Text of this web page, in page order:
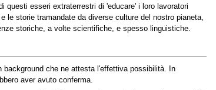
questi esseri extraterrestri di 'educare' i loro lavoratori
storie tramandate da diverse culture del nostro pianeta,
storiche, a volte scientifiche, e spesso linguistiche.
background che ne attesta l'effettiva possibilità. In
aver avuto conferma.